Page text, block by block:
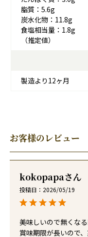
脂質：5.6g
炭水化物：11.8g
食塩相当量：1.8g
（推定値）
製造より12ヶ月
お客様のレビュー
kokopapa
投稿日 2026/05/19
美味しいので無くな
賞味期限が長いので